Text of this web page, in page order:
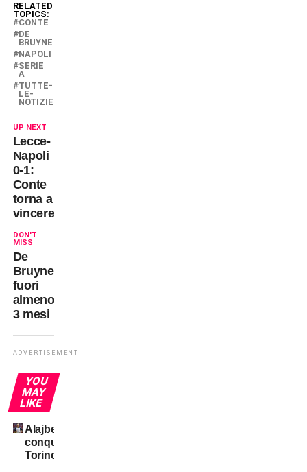
RELATED
TOPICS:
CONTE
DE
BRUYNE
NAPOLI
SERIE
A
TUTTE-
LE-
NOTIZIE
UP NEXT
Lecce-
Napoli
0-1:
Conte
torna a
vincere
DON'T
MISS
De
Bruyne
fuori
almeno
3 mesi
ADVERTISEMENT
YOU
MAY
LIKE
Alajbegovic
conquista
Torino